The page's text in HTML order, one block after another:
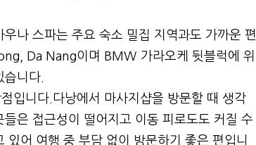
나 스파는 주요 숙소 밀집 지역과도 가까운 편
Da Nang이며 BMW 가라오케 뒷블럭에 위
니다.
입니다.다낭에서 마사지샵을 방문할 때 생각
은 접근성이 떨어지고 이동 피로도도 커질 수
어 여행 중 부담 없이 방문하기 좋은 편입니